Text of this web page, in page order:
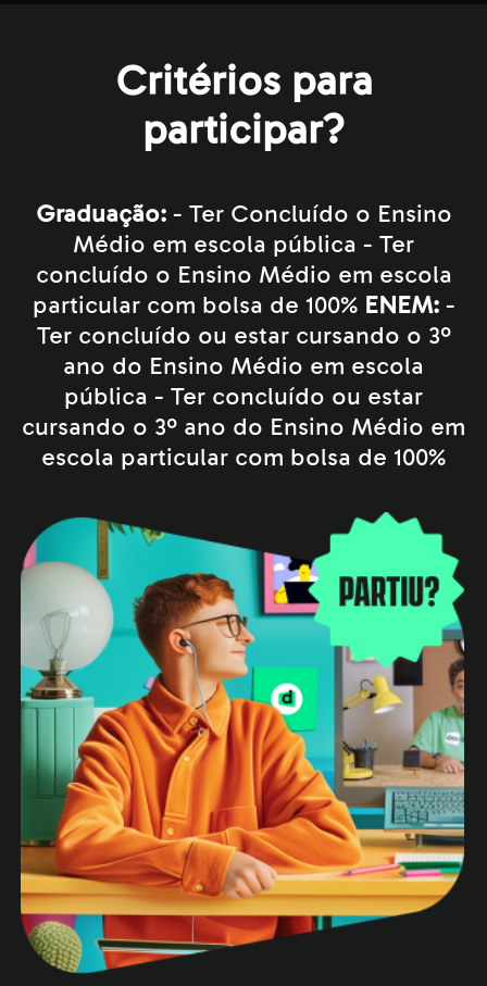
Critérios para
participar?
Graduação: - Ter Concluído o Ensino
Médio em escola pública - Ter
concluído o Ensino Médio em escola
particular com bolsa de 100% ENEM: -
Ter concluído ou estar cursando o 3º
ano do Ensino Médio em escola
pública - Ter concluído ou estar
cursando o 3º ano do Ensino Médio em
escola particular com bolsa de 100%